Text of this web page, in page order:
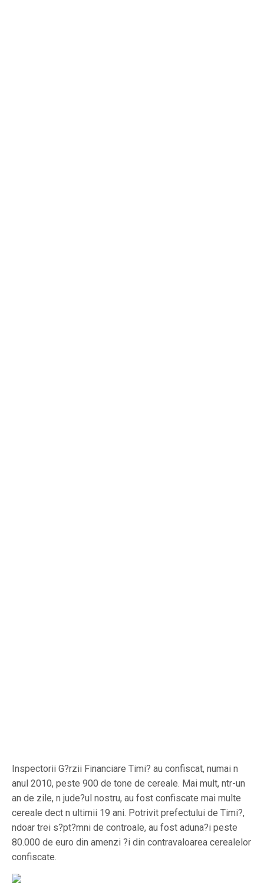
Inspectorii G?rzii Financiare Timi? au confiscat, numai n
anul 2010, peste 900 de tone de cereale. Mai mult, ntr-un
an de zile, n jude?ul nostru, au fost confiscate mai multe
cereale dect n ultimii 19 ani. Potrivit prefectului de Timi?,
ndoar trei s?pt?mni de controale, au fost aduna?i peste
80.000 de euro din amenzi ?i din contravaloarea cerealelor
confiscate.